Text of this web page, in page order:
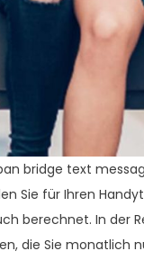
bridge text
Sie für Ihren
berechnet. In der
die Sie monatlich